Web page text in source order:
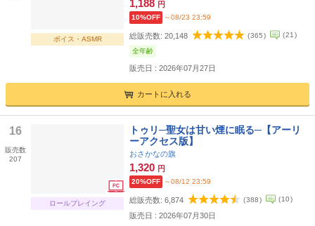
ボイス・ASMR
1,188 円
10%OFF ～08/23 23:59
総販売数: 20,148 (365) (21 )
全年齢
販売日 : 2026年07月27日
カートに入れる
16
販売数
207
ロールプレイング
トゥリ─聖女は甘い煙に眠る─【アーリ
ーアクセス版】
おさかなの旗
1,320 円
20%OFF ～08/12 23:59
総販売数: 6,874 (388) (10)
販売日 : 2026年07月30日